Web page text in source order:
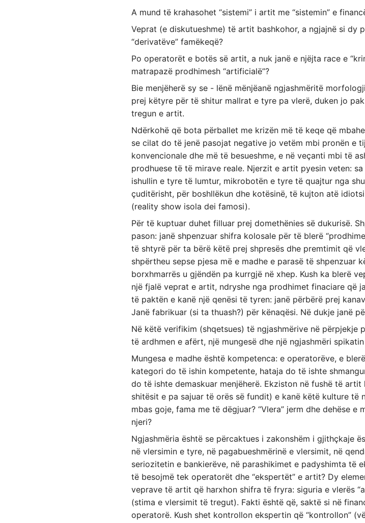
A mund të krahasohet “sistemi” i artit me “sistemin” e
Veprat (e diskutueshme) të artit bashkohor, a ngjajnë si dy
“derivatëve” famëkeqë?
Po operatorët e botës së artit, a nuk janë e njëjta race e
matrapazë prodhimesh “artificialë”?
Bie menjëherë sy se - lënë mënjëanë ngjashmëritë
prej këtyre për të shitur mallrat e tyre pa vlerë, duken jo
tregun e artit.
Ndërkohë që bota përballet me krizën më të keqe që
se cilat do të jenë pasojat negative jo vetëm mbi pronën e
konvencionale dhe më të besueshme, e në veçanti mbi të
prodhuese të të mirave reale. Njerzit e artit pyesin veten:
ishullin e tyre të lumtur, mikrobotën e tyre të quajtur nga
çuditërisht, për boshllëkun dhe kotësinë, të kujton atë
(reality show isola dei famosi).
Për të kuptuar duhet filluar prej domethënies së dukurisë.
pason: janë shpenzuar shifra kolosale për të blerë
të shtyrë për ta bërë këtë prej shpresës dhe premtimit që
shpërtheu sepse pjesa më e madhe e parasë të shpenzuar
borxhmarrës u gjëndën pa kurrgjë në xhep. Kush ka blerë
një fjalë veprat e artit, ndryshe nga prodhimet finaciare që
të paktën e kanë një qenësi të tyren: janë përbërë prej
Janë fabrikuar (si ta thuash?) për kënaqësi. Në dukje janë
Në këtë verifikim (shqetsues) të ngjashmërive në përpjekje
të ardhmen e afërt, një mungesë dhe një ngjashmëri
Mungesa e madhe është kompetenca: e operatorëve, e
kategori do të ishin kompetente, hataja do të ishte
do të ishte demaskuar menjëherë. Ekziston në fushë të
shitësit e pa sajuar të orës së fundit) e kanë këtë kulture të
mbas goje, fama me të dëgjuar? “Vlera” jerm dhe dehëse
njeri?
Ngjashmëria është se përcaktues i zakonshëm i gjithçkaje
në vlersimin e tyre, në pagabueshmërinë e vlersimit, në
seriozitetin e bankierëve, në parashikimet e padyshimta të
të besojmë tek operatorët dhe “ekspertët” e artit? Dy
veprave të artit që harxhon shifra të fryra: siguria e vlerës
(stima e vlersimit të tregut). Fakti është që, saktë si në
operatorë. Kush shet kontrollon ekspertin që “kontrollon”